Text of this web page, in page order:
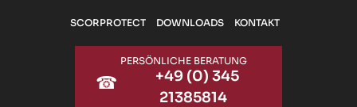
Zum Hauptinhalt springen
SCORPROTECT DOWNLOADS KONTAKT
☎
PERSÖNLICHE BERATUNG
+49 (0) 345
21385814